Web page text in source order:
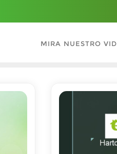
MIRA NUESTRO